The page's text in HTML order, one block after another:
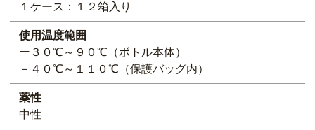
１ケース：１２箱入り
使用温度範囲
ー３０℃～９０℃（ボトル本体）
－４０℃～１１０℃（保護バッグ内）
薬性
中性